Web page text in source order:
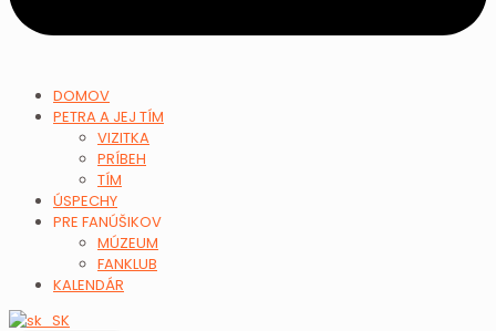
DOMOV
PETRA A JEJ TÍM
VIZITKA
PRÍBEH
TÍM
ÚSPECHY
PRE FANÚŠIKOV
MÚZEUM
FANKLUB
KALENDÁR